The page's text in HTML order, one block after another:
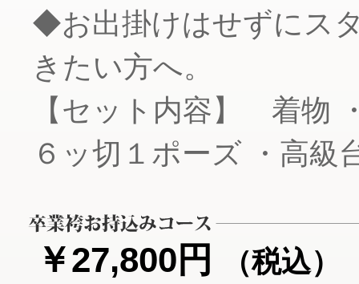
◆お出掛けはせずにス
きたい方へ。
【セット内容】 着物
６ッ切１ポーズ ・高級
￥27,800円
（税込）